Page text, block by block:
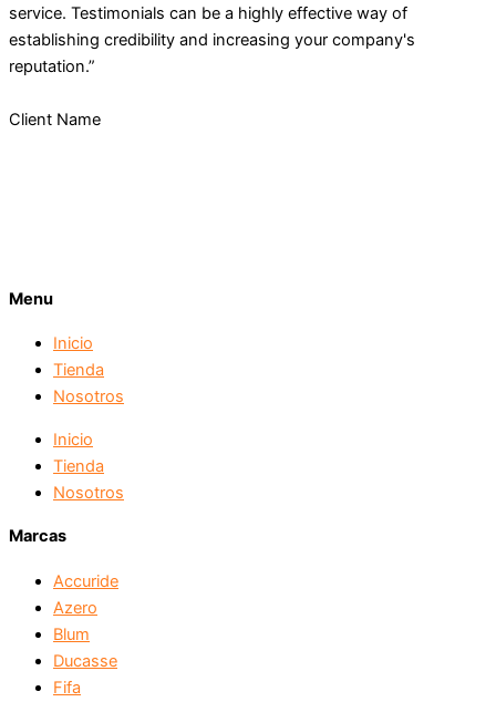
service. Testimonials can be a highly effective way of
establishing credibility and increasing your company's
reputation.”
Client Name
Menu
Inicio
Tienda
Nosotros
Inicio
Tienda
Nosotros
Marcas
Accuride
Azero
Blum
Ducasse
Fifa